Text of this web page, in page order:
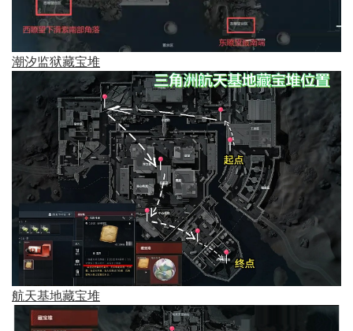
潮汐监狱藏宝堆
航天基地藏宝堆